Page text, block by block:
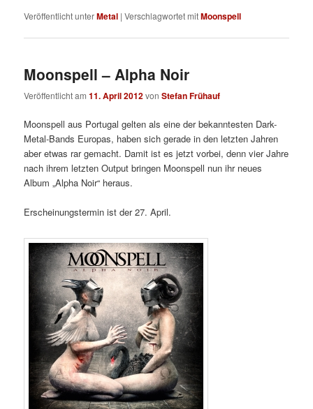
Veröffentlicht unterMetal |Verschlagwortet mitMoonspell
Moonspell – Alpha Noir
Veröffentlicht am11. April 2012vonStefan Frühauf
Moonspell aus Portugal gelten als eine der bekanntesten Dark-
Metal-Bands Europas, haben sich gerade in den letzten Jahren
aber etwas rar gemacht. Damit ist es jetzt vorbei, denn vier Jahre
nach ihrem letzten Output bringen Moonspell nun ihr neues
Album „Alpha Noir“ heraus.
Erscheinungstermin ist der 27. April.